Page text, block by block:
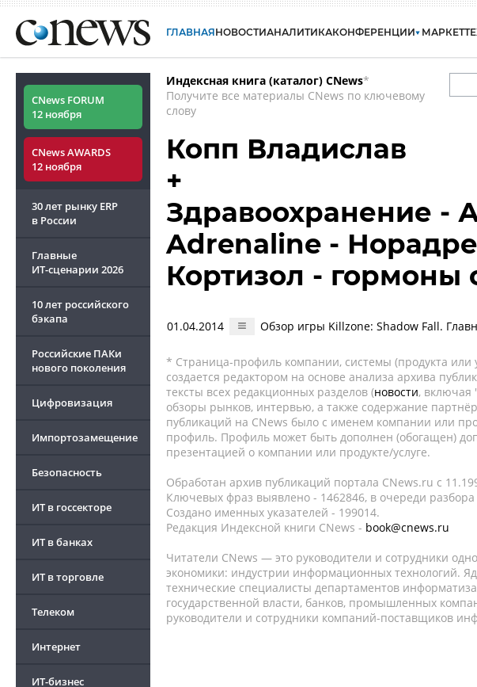
ГЛАВНАЯНОВОСТИАНАЛИТИКАКОНФЕРЕНЦИИ МАРКЕТ
CNews FORUM
12 ноября
CNews AWARDS
12 ноября
30 лет рынку ERP
в России
Главные
ИТ-сценарии 2026
10 лет российского
бэкапа
Российские ПАКи
нового поколения
Цифровизация
Импортозамещение
Безопасность
ИТ в госсекторе
ИТ в банках
ИТ в торговле
Телеком
Интернет
ИТ-бизнес
Индексная книга (каталог) CNews*
Получите все материалы CNews по ключевому
слову
Копп Владислав
+
Здравоохранение -
Adrenaline -
Кортизол - гормоны
01.04.2014 Обзор игры Killzone: Shadow Fall.
* Страница-профиль компании, системы (продукта или
создается редактором на основе анализа архива
тексты всех редакционных разделов (новости, включая
обзоры рынков, интервью, а также содержание
публикаций на CNews было с именем компании или
профиль. Профиль может быть дополнен (обогащен)
презентацией о компании или продукте/услуге.
Обработан архив публикаций портала CNews.ru c
Ключевых фраз выявлено - 1462846, в очереди разбора
Создано именных указателей - 199014.
Редакция Индексной книги CNews - book@cnews.ru
Читатели CNews — это руководители и сотрудники
экономики: индустрии информационных технологий.
технические специалисты департаментов
государственной власти, банков, промышленных
руководители и сотрудники компаний-поставщиков